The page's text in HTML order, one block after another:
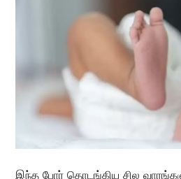
இந்த போர் தொடங்கிய சில